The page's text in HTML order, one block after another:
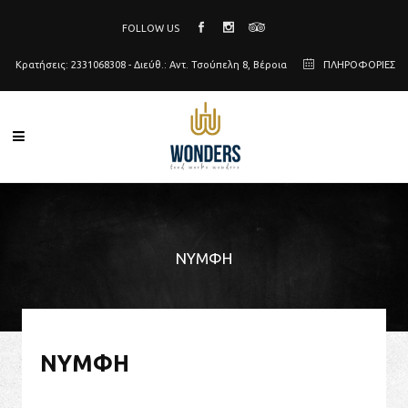
FOLLOW US
Κρατήσεις: 2331068308 - Διεύθ.: Αντ. Τσούπελη 8, Βέροια ΠΛΗΡΟΦΟΡΙΕΣ
ΝΎΜΦΗ
ΝΎΜΦΗ